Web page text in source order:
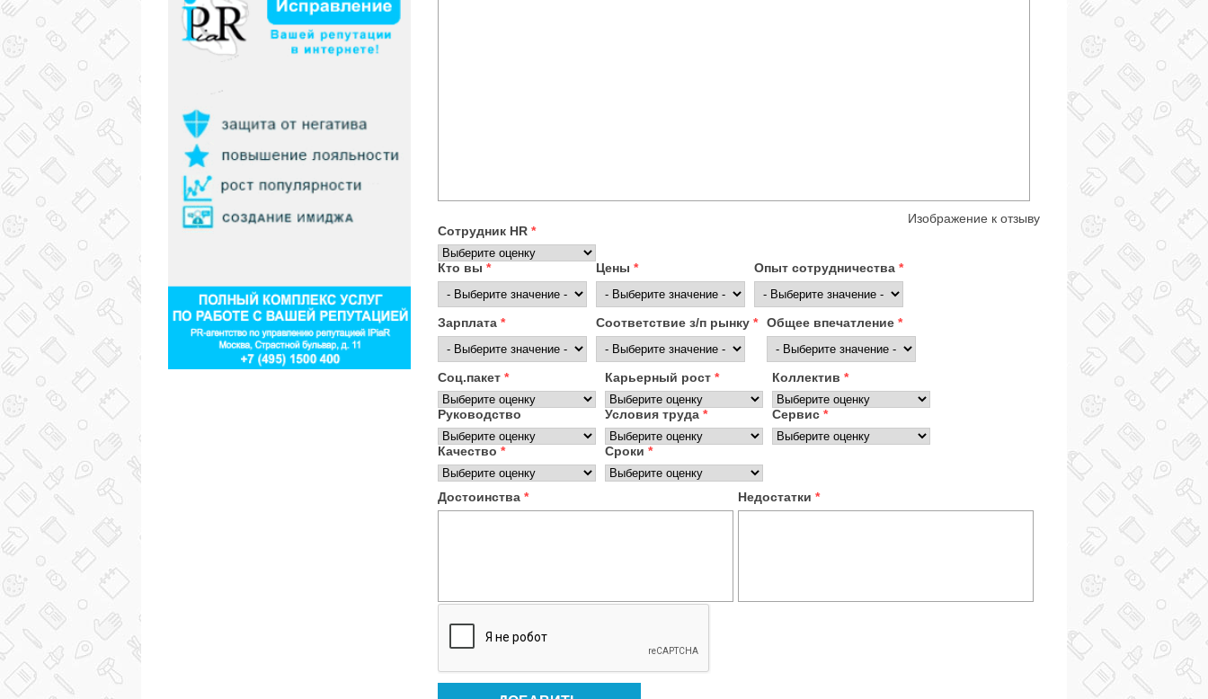
Изображение к отзыву
Сотрудник HR *
Кто вы * Цены * Опыт сотрудничества *
Зарплата * Соответствие з/п рынку * Общее впечатление *
Соц.пакет * Карьерный рост * Коллектив *
Руководство Условия труда * Сервис *
Качество * Сроки *
Достоинства * Недостатки *